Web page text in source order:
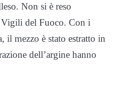
Non si è reso
Vigili del Fuoco. Con i
il mezzo è stato estratto in
dell’argine hanno